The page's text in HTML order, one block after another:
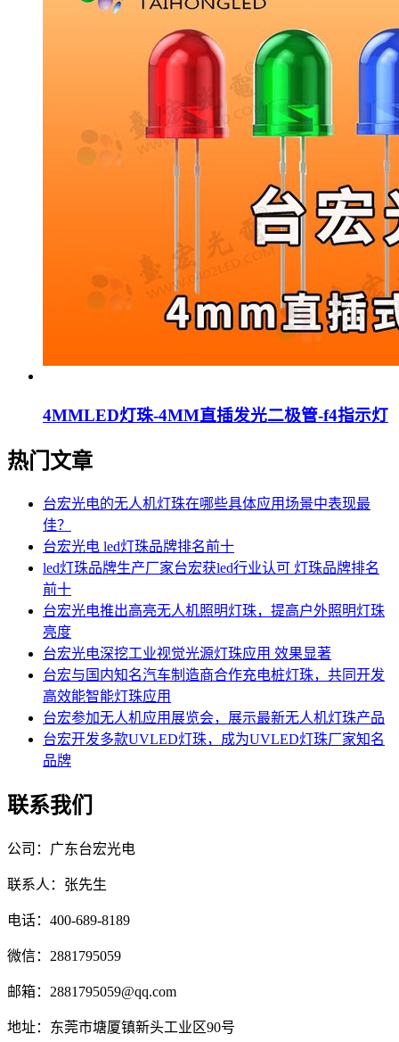
4MMLED灯珠-4MM直插发光二极管-f4指示灯
热门文章
台宏光电的无人机灯珠在哪些具体应用场景中表现最
佳？
台宏光电 led灯珠品牌排名前十
led灯珠品牌生产厂家台宏获led行业认可 灯珠品牌排名
前十
台宏光电推出高亮无人机照明灯珠，提高户外照明灯珠
亮度
台宏光电深挖工业视觉光源灯珠应用 效果显著
台宏与国内知名汽车制造商合作充电桩灯珠，共同开发
高效能智能灯珠应用
台宏参加无人机应用展览会，展示最新无人机灯珠产品
台宏开发多款UVLED灯珠，成为UVLED灯珠厂家知名
品牌
联系我们
公司：广东台宏光电
联系人：张先生
电话：400-689-8189
微信：2881795059
邮箱：2881795059@qq.com
地址：东莞市塘厦镇新头工业区90号